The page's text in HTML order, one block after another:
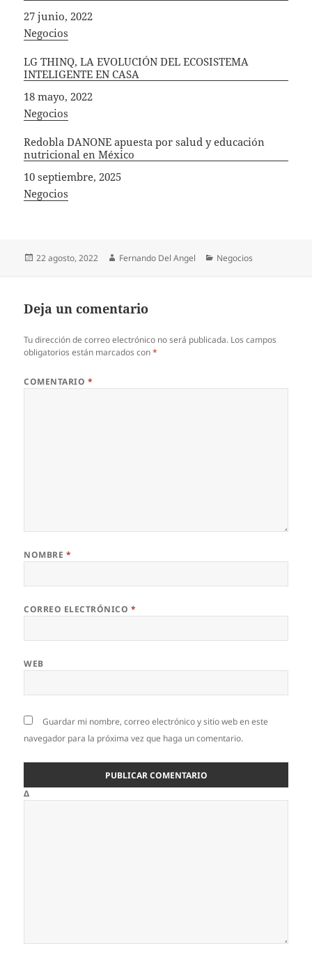
Fecha
27 junio, 2022
In relation to
Negocios
LG THINQ, LA EVOLUCIÓN DEL ECOSISTEMA
INTELIGENTE EN CASA
Fecha
18 mayo, 2022
In relation to
Negocios
Redobla DANONE apuesta por salud y educación
nutricional en México
Fecha
10 septiembre, 2025
In relation to
Negocios
Publicado
22 agosto, 2022 Autor
Fernando Del Angel Categorías
Negocios
Deja un comentario
Tu dirección de correo electrónico no será publicada. Los campos
obligatorios están marcados con*
COMENTARIO *
NOMBRE *
CORREO ELECTRÓNICO *
WEB
Guardar mi nombre, correo electrónico y sitio web en este
navegador para la próxima vez que haga un comentario.
Δ